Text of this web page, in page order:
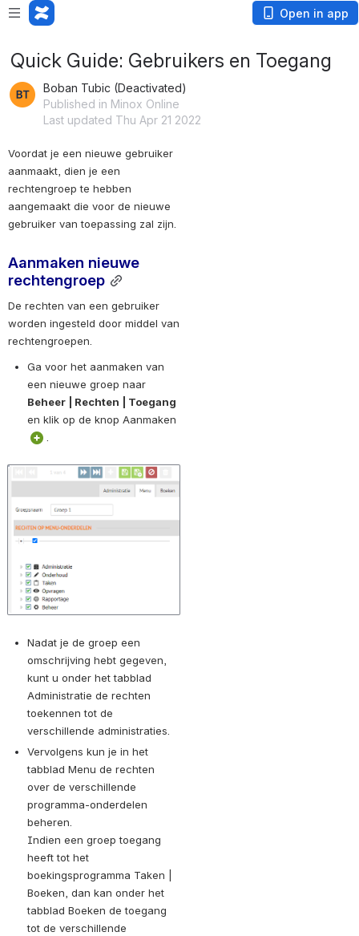
Open in app
Quick Guide: Gebruikers en Toegang
Boban Tubic (Deactivated)
Published in Minox Online
Last updated Thu Apr 21 2022
Voordat je een nieuwe gebruiker
aanmaakt, dien je een
rechtengroep te hebben
aangemaakt die voor de nieuwe
gebruiker van toepassing zal zijn.
Aanmaken nieuwe
rechtengroep
De rechten van een gebruiker
worden ingesteld door middel van
rechtengroepen.
Ga voor het aanmaken van
Beheer | Rechten | Toegang
en klik op de knop Aanmaken
Nadat je de groep een
omschrijving hebt gegeven,
kunt u onder het tabblad
Administratie de rechten
toekennen tot de
verschillende administraties.
Vervolgens kun je in het
tabblad Menu de rechten
over de verschillende
programma-onderdelen
beheren.
Indien een groep toegang
heeft tot het
boekingsprogramma Taken |
Boeken, dan kan onder het
tabblad Boeken de toegang
tot de verschillende